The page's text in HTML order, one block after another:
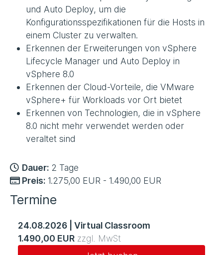
und Auto Deploy, um die
Konfigurationsspezifikationen für die Hosts in
einem Cluster zu verwalten.
Erkennen der Erweiterungen von vSphere
Lifecycle Manager und Auto Deploy in
vSphere 8.0
Erkennen der Cloud-Vorteile, die VMware
vSphere+ für Workloads vor Ort bietet
Erkennen von Technologien, die in vSphere
8.0 nicht mehr verwendet werden oder
veraltet sind
Dauer: 2 Tage
Preis: 1.275,00 EUR - 1.490,00 EUR
Termine
24.08.2026
Virtual Classroom
1.490,00 EUR zzgl. MwSt